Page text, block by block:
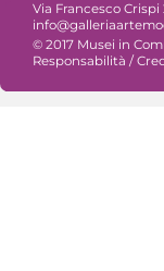
Via Francesco Crispi
© 2017 Musei in
Responsabilità /